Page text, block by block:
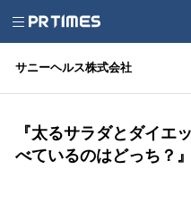
サニーヘルス株式会社
『太るサラダとダイ
べているのはどっち？